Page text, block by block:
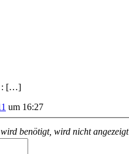
: […]
um 16:27
wird benötigt, wird nicht angezeigt